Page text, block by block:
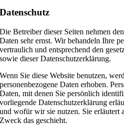
Datenschutz
Die Betreiber dieser Seiten nehmen
Daten sehr ernst. Wir behandeln Ihre
vertraulich und entsprechend den
sowie dieser Datenschutzerklärung.
Wenn Sie diese Website benutzen,
personenbezogene Daten erhoben.
Daten, mit denen Sie persönlich
vorliegende Datenschutzerklärung
und wofür wir sie nutzen. Sie erläutert
Zweck das geschieht.